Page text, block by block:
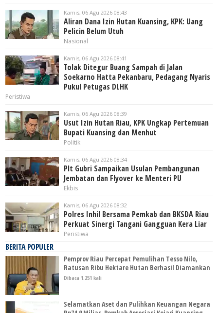
Kamis, 06 Agu 2026 08:43
Aliran Dana Izin Hutan Kuansing, KPK: Uang
Pelicin Belum Utuh
Nasional
Kamis, 06 Agu 2026 08:41
Tolak Ditegur Buang Sampah di Jalan
Soekarno Hatta Pekanbaru, Pedagang Nyaris
Pukul Petugas DLHK
Peristiwa
Kamis, 06 Agu 2026 08:39
Usut Izin Hutan Riau, KPK Ungkap Pertemuan
Bupati Kuansing dan Menhut
Politik
Kamis, 06 Agu 2026 08:34
Plt Gubri Sampaikan Usulan Pembangunan
Jembatan dan Flyover ke Menteri PU
Ekbis
Kamis, 06 Agu 2026 08:32
Polres Inhil Bersama Pemkab dan BKSDA Riau
Perkuat Sinergi Tangani Gangguan Kera Liar
Peristiwa
BERITA POPULER
Pemprov Riau Percepat Pemulihan Tesso Nilo,
Ratusan Ribu Hektare Hutan Berhasil Diamankan
Dibaca 1.251 kali
Selamatkan Aset dan Pulihkan Keuangan Negara